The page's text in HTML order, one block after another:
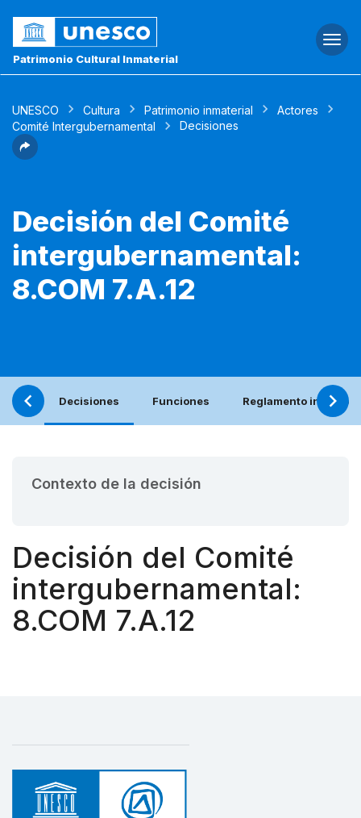
Patrimonio Cultural Inmaterial
UNESCO Cultura Patrimonio inmaterial
Actores
Comité Intergubernamental
Decisiones
Decisión del Comité
intergubernamental:
8.COM 7.A.12
Decisiones Funciones Reglamento interno
Contexto de la decisión
Decisión del Comité
intergubernamental:
8.COM 7.A.12